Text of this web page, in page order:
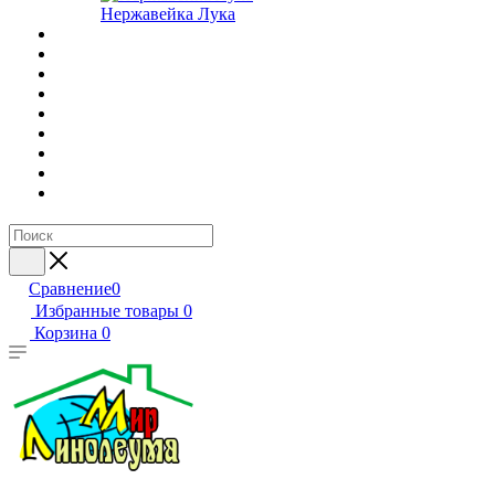
Нержавейка Лука
Сравнение0
Избранные товары 0
Корзина 0